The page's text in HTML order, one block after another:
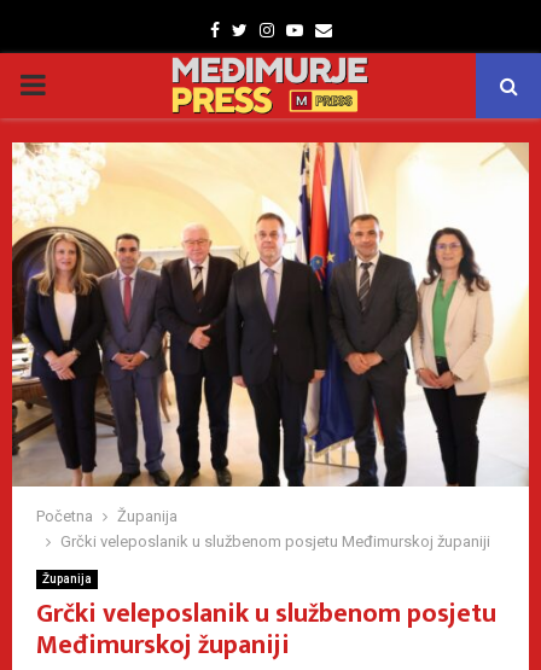
Facebook
TwitterInstagram
Youtube
Email
PRIMARY
MENU
Početna
Županija
Grčki veleposlanik u službenom posjetu Međimurskoj županiji
Županija
Grčki veleposlanik u službenom posjetu
Međimurskoj županiji